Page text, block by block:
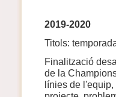
2019-2020
Titols:
Finalització
de la
línies de l'equip,